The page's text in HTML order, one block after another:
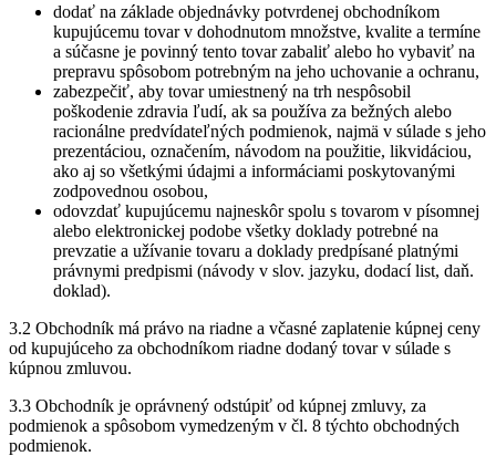
dodať na základe objednávky potvrdenej obchodníkom
kupujúcemu tovar v dohodnutom množstve, kvalite a termíne
a súčasne je povinný tento tovar zabaliť alebo ho vybaviť na
prepravu spôsobom potrebným na jeho uchovanie a ochranu,
zabezpečiť, aby tovar umiestnený na trh nespôsobil
poškodenie zdravia ľudí, ak sa používa za bežných alebo
racionálne predvídateľných podmienok, najmä v súlade s jeho
prezentáciou, označením, návodom na použitie, likvidáciou,
ako aj so všetkými údajmi a informáciami poskytovanými
zodpovednou osobou,
odovzdať kupujúcemu najneskôr spolu s tovarom v písomnej
alebo elektronickej podobe všetky doklady potrebné na
prevzatie a užívanie tovaru a doklady predpísané platnými
právnymi predpismi (návody v slov. jazyku, dodací list, daň.
doklad).
3.2 Obchodník má právo na riadne a včasné zaplatenie kúpnej ceny
od kupujúceho za obchodníkom riadne dodaný tovar v súlade s
kúpnou zmluvou.
3.3 Obchodník je oprávnený odstúpiť od kúpnej zmluvy, za
podmienok a spôsobom vymedzeným v čl. 8 týchto obchodných
podmienok.